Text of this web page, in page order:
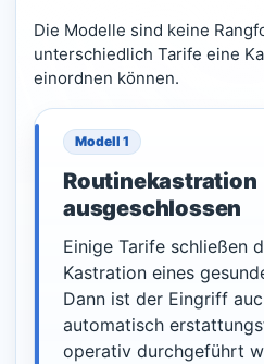
Die Modelle sind keine
unterschiedlich Tarife eine
einordnen können.
Modell 1
Routinekastration
ausgeschlossen
Einige Tarife schließen
Kastration eines
Dann ist der Eingriff
automatisch
operativ durchgeführt